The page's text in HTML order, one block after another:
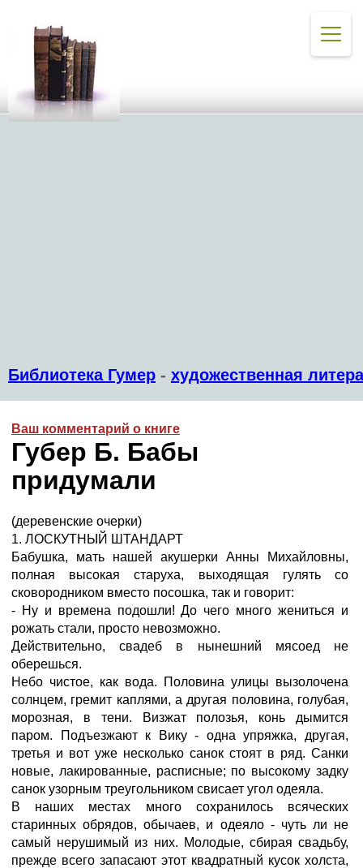
Библиотека Гумер - художественная
Ваш комментарий о книге
Губер Б. Бабы
придумали
(деревенские очерки)
1. ЛОСКУТНЫЙ ШТАНДАРТ
Бабушка, мать нашей акушерки Анны Михайловны,
полная высокая старуха, выходящая гулять со
сковородником вместо посошка, так и говорит:
- Ну и времена подошли! До чего много жениться и
рожать стали, просто невозможно.
Действительно, свадеб в нынешний мясоед не
оберешься.
Небо чистое, как вода. Половина улицы вызолочена
солнцем, гремит каплями, а другая половина, голубая,
морозная, в тени. Визжат полозья, конь дымится
паром. Подъезжают к Вику - одна упряжка, другая,
третья и вот уже несколько санок стоят в ряд. Санки
новые, лакированные, расписные; по высокому задку
санок узорным треугольником свисает угол одеяла.
В наших местах много сохранилось всяческих
старинных обрядов, обычаев, и одеяло - чуть ли не
самый нерушимый из них. Молодые, сбирая свадьбу,
прежде всего запасают этот квадратный кусок холста,